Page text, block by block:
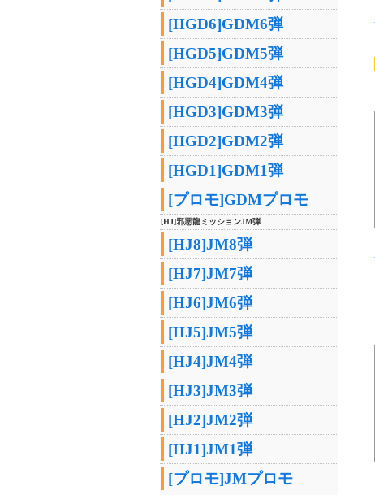
[HGD6]GDM6弾
[HGD5]GDM5弾
[HGD4]GDM4弾
[HGD3]GDM3弾
[HGD2]GDM2弾
[HGD1]GDM1弾
[プロモ]GDMプロモ
[HJ]邪悪龍ミッションJM弾
[HJ8]JM8弾
[HJ7]JM7弾
[HJ6]JM6弾
[HJ5]JM5弾
[HJ4]JM4弾
[HJ3]JM3弾
[HJ2]JM2弾
[HJ1]JM1弾
[プロモ]JMプロモ